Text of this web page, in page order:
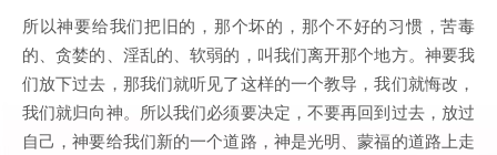
所以神要给我们把旧的，那个坏的，那个不好的习惯，苦毒
的、贪婪的、淫乱的、软弱的，叫我们离开那个地方。神要我
们放下过去，那我们就听见了这样的一个教导，我们就悔改，
我们就归向神。所以我们必须要决定，不要再回到过去，放过
自己，神要给我们新的一个道路，神是光明、蒙福的道路上走